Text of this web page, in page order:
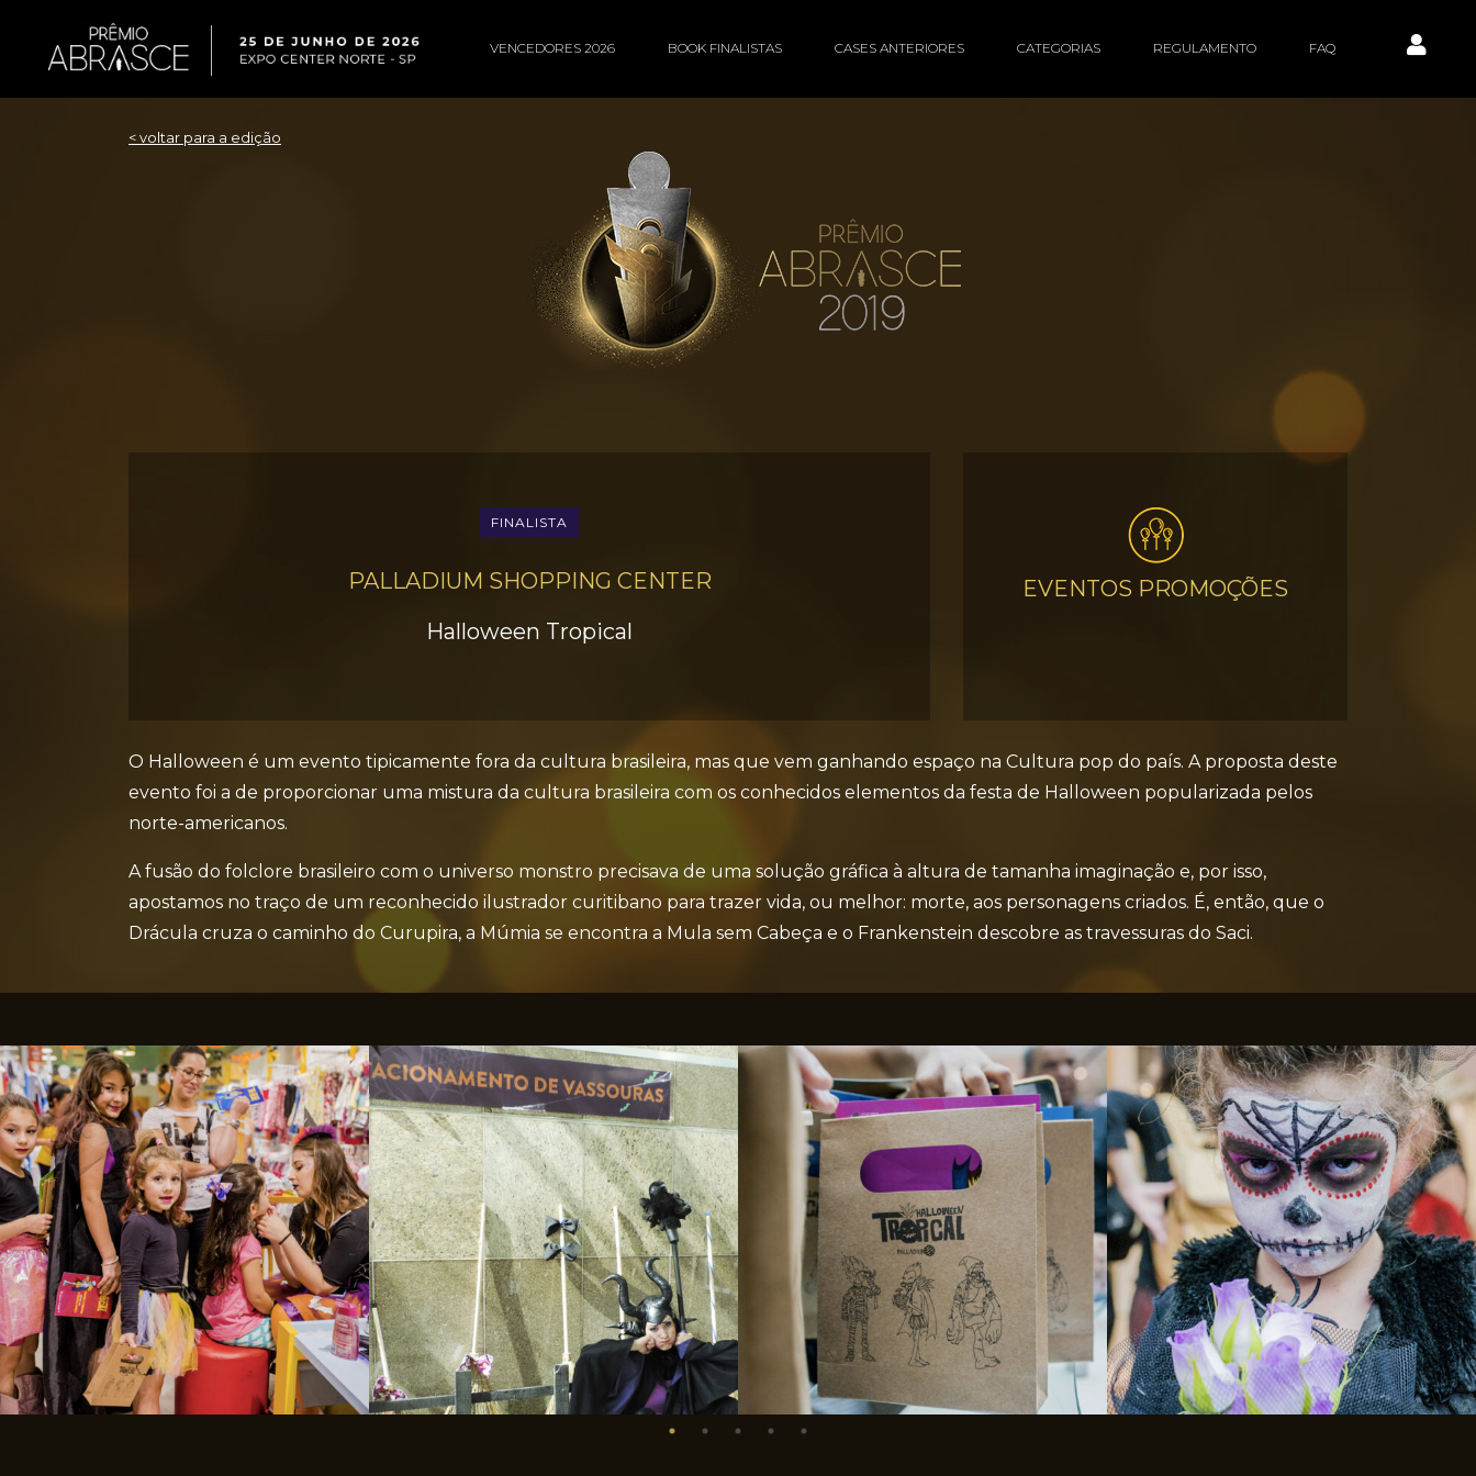
VENCEDORES 2026 BOOK FINALISTAS CASES ANTERIORES CATEGORIAS REGULAMENTO FAQ
< voltar para a edição
FINALISTA
PALLADIUM SHOPPING CENTER
Halloween Tropical
EVENTOS PROMOÇÕES
O Halloween é um evento tipicamente fora da cultura brasileira, mas que vem ganhando espaço na Cultura pop do país. A proposta deste
evento foi a de proporcionar uma mistura da cultura brasileira com os conhecidos elementos da festa de Halloween popularizada pelos
norte-americanos.
A fusão do folclore brasileiro com o universo monstro precisava de uma solução gráfica à altura de tamanha imaginação e, por isso,
apostamos no traço de um reconhecido ilustrador curitibano para trazer vida, ou melhor: morte, aos personagens criados. É, então, que o
Drácula cruza o caminho do Curupira, a Múmia se encontra a Mula sem Cabeça e o Frankenstein descobre as travessuras do Saci.